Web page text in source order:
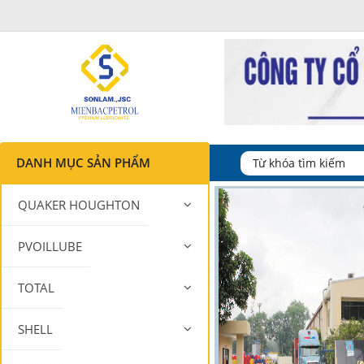
DANH MỤC SẢN PHẨM
QUAKER HOUGHTON
PVOILLUBE
TOTAL
SHELL